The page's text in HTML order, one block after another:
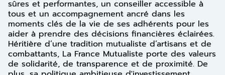
sûres et performantes, un conseiller accessible à
tous et un accompagnement ancré dans les
moments clés de la vie de ses adhérents pour les
aider à prendre des décisions financières éclairées.
Héritière d’une tradition mutualiste d’artisans et de
combattants, La France Mutualiste porte des valeurs
de solidarité, de transparence et de proximité. De